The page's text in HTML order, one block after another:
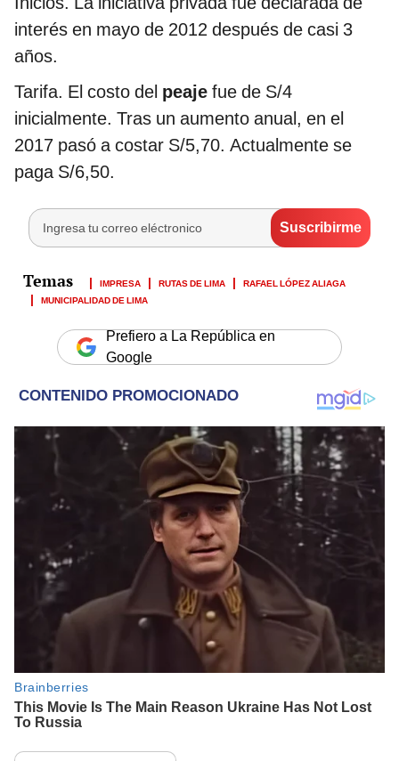
interés en mayo de 2012 después de casi 3
años.
Tarifa. El costo del peaje fue de S/4
inicialmente. Tras un aumento anual, en el
2017 pasó a costar S/5,70. Actualmente se
paga S/6,50.
IMPRESA RUTAS DE LIMA
RAFAEL LÓPEZ ALIAGA
MUNICIPALIDAD DE LIMA
Prefiero a La República en
Google